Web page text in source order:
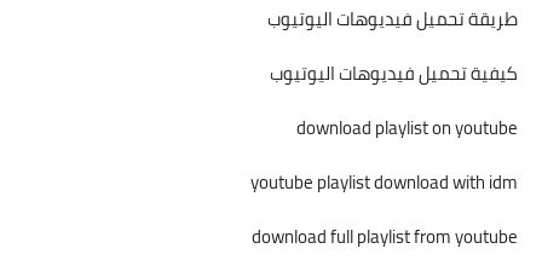
طريقة تحميل فيديوهات اليوتيوب
كيفية تحميل فيديوهات اليوتيوب
download playlist on youtube
youtube playlist download with idm
download full playlist from youtube